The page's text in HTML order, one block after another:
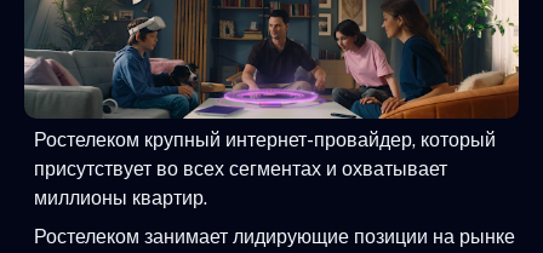
Ростелеком крупный интернет-провайдер, который
присутствует во всех сегментах и охватывает
миллионы квартир.
Ростелеком занимает лидирующие позиции на рынке